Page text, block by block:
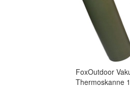
FoxOutdoor
Thermoskanne